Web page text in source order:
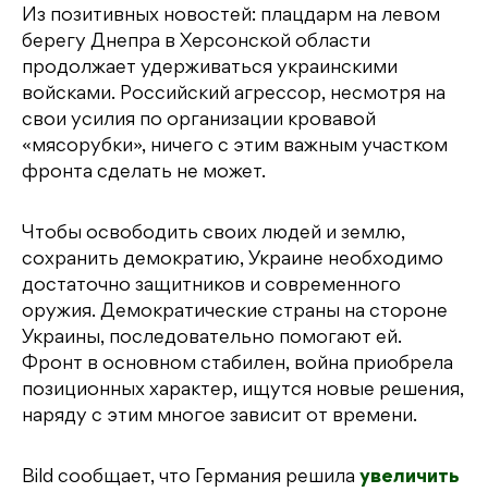
Из позитивных новостей: плацдарм на левом
берегу Днепра в Херсонской области
продолжает удерживаться украинскими
войсками. Российский агрессор, несмотря на
свои усилия по организации кровавой
«мясорубки», ничего с этим важным участком
фронта сделать не может.
Чтобы освободить своих людей и землю,
сохранить демократию, Украине необходимо
достаточно защитников и современного
оружия. Демократические страны на стороне
Украины, последовательно помогают ей.
Фронт в основном стабилен, война приобрела
позиционных характер, ищутся новые решения,
наряду с этим многое зависит от времени.
Bild сообщает, что Германия решила увеличить